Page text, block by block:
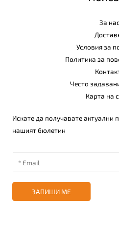
За нас
Условия за
Политика за
Често
Карта на
Искате да получавате актуални
нашият бюлетин
ЗАПИШИ МЕ